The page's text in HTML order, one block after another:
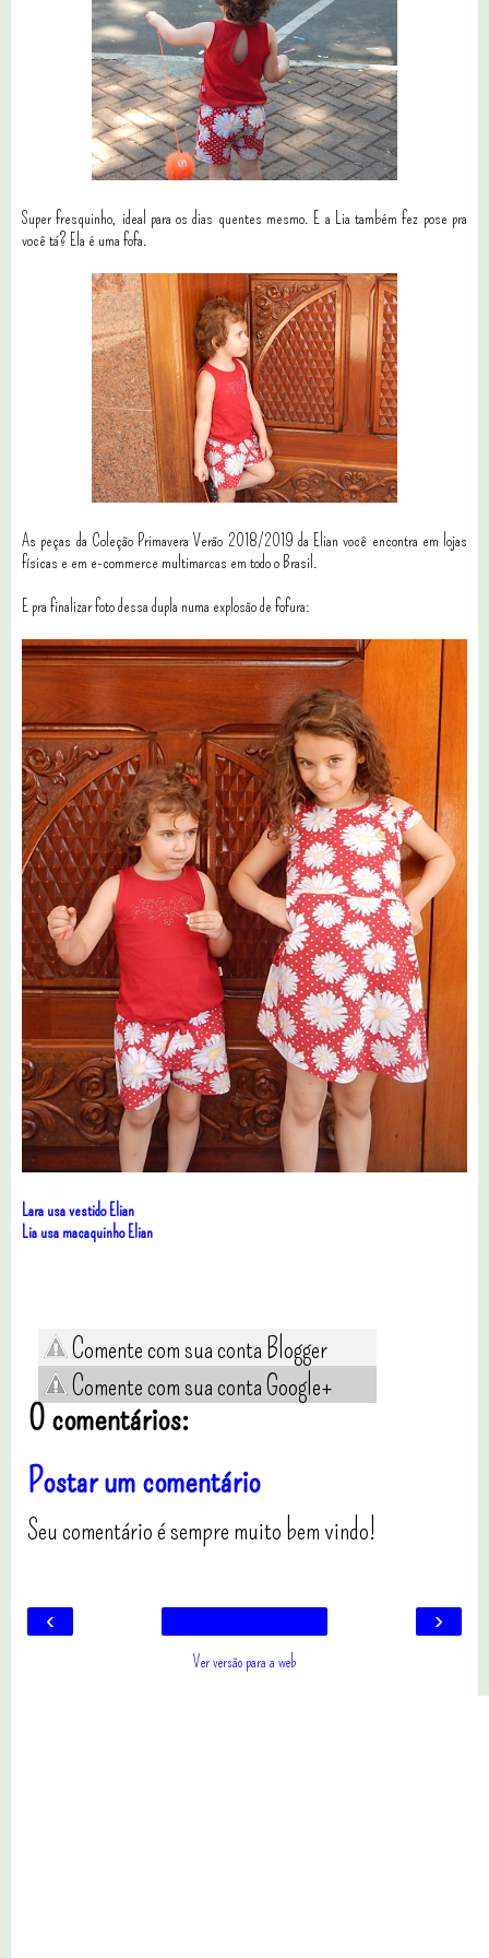
Super fresquinho, ideal para os dias quentes mesmo. E a Lia também fez pose pra
você tá? Ela é uma fofa.
As peças da Coleção Primavera Verão 2018/2019 da Elian você encontra em lojas
físicas e em e-commerce multimarcas em todo o Brasil.
E pra finalizar foto dessa dupla numa explosão de fofura:
Lara usa vestido Elian
Lia usa macaquinho Elian
Comente com sua conta Blogger
Comente com sua conta Google+
0 comentários:
Postar um comentário
Seu comentário é sempre muito bem vindo!
‹ ›
Ver versão para a web